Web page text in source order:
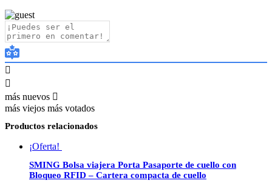
más nuevos
más viejos más votados
Productos relacionados
¡Oferta!
SMING Bolsa viajera Porta Pasaporte de cuello con
Bloqueo RFID – Cartera compacta de cuello